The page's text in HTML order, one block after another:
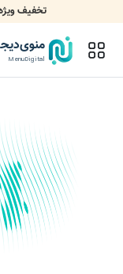
تخفیف
MenuDigital